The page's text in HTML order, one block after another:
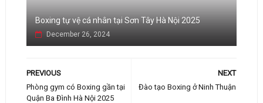
Boxing tự vệ cá nhân tại Sơn Tây Hà Nội 2025
December 26, 2024
NEXT
Đào tạo Boxing ở Ninh Thuận
PREVIOUS
Phòng gym có Boxing gần tại
Quận Ba Đình Hà Nội 2025